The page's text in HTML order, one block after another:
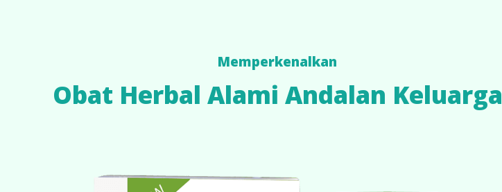
Memperkenalkan
Obat Herbal Alami Andalan Keluarga